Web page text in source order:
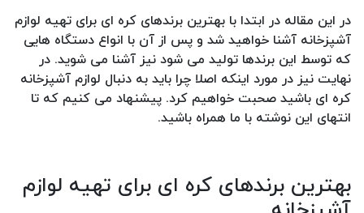
در این مقاله در ابتدا با بهترین برندهای کره ای برای تهیه لوازم
آشپزخانه آشنا خواهید شد و پس از آن با انواع دستگاه هایی
که توسط این برندها تولید می شود نیز آشنا می شوید. در
نهایت نیز در مورد اینکه اصلا چرا باید به دنبال لوازم آشپزخانه
کره ای باشید صحبت خواهیم کرد. پیشنهاد می کنیم که تا
انتهای این نوشته با ما همراه باشید.
بهترین برندهای کره ای برای تهیه لوازم